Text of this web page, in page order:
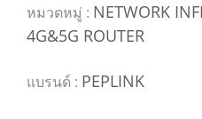
หมวดหมู่ : NETWORK
4G&5G ROUTER
แบรนด์ : PEPLINK